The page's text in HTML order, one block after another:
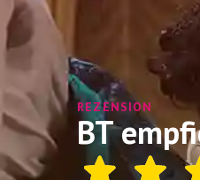
REZENSION
BT